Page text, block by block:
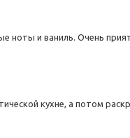
ноты и ваниль. Очень
кухне, а потом